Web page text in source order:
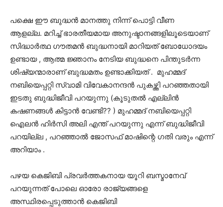
പക്ഷെ ഈ ബുദ്ധൻ മാനത്തു നിന്ന് പൊട്ടി വീണ
ആളല്ല. മറിച്ച് ഭാരതീയമായ അനുഷ്ടാനങ്ങളിലൂടെയാണ്
സിദ്ധാർത്ഥ ഗൗതമൻ ബുദ്ധനായി മാറിയത് ബോധോദയം
ഉണ്ടായ , ആത്മ ജ്ഞാനം നേടിയ ബുദ്ധനെ പിന്തുടർന്ന
ശിഷ്യന്മാരാണ് ബുദ്ധമതം ഉണ്ടാക്കിയത് . മുഹമ്മദ്
നബിയെപ്പറ്റി സ്വാമി വിവേകാനന്ദൻ പുകഴ്ത്തി പറഞ്ഞതായി
ഇടതു ബുദ്ധിജീവി പറയുന്നു (കൂടുതൽ എല്ലിൻ
കഷണങ്ങൾ കിട്ടാൻ വേണ്ടി?? ) മുഹമ്മദ് നബിയെപ്പറ്റി
ഐലൻ ഹിർസി അലി എന്ത് പറയുന്നു എന്ന് ബുദ്ധിജീവി
പറയില്ല , പറഞ്ഞാൽ ജോസഫ് മാഷിന്റെ ഗതി വരും എന്ന്
അറിയാം .
പഴയ കെജിബി പ്രവർത്തകനായ യൂറി ബസ്മാനേവ്
പറയുന്നത് പോലെ ഓരോ രാജ്യങ്ങളെ
അസ്ഥിരപ്പെടുത്താൻ കെജിബി